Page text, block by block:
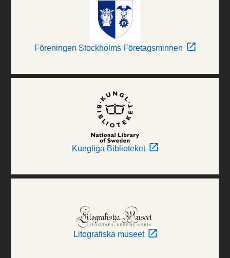
Föreningen Stockholms Företagsminnen
Kungliga Biblioteket
Litografiska museet